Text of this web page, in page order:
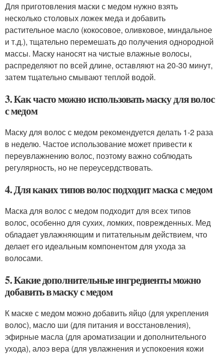
Для приготовления маски с медом нужно взять
несколько столовых ложек меда и добавить
растительное масло (кокосовое, оливковое, миндальное
и т.д.), тщательно перемешать до получения однородной
массы. Маску наносят на чистые влажные волосы,
распределяют по всей длине, оставляют на 20-30 минут,
затем тщательно смывают теплой водой.
3. Как часто можно использовать маску для волос
с медом
Маску для волос с медом рекомендуется делать 1-2 раза
в неделю. Частое использование может привести к
переувлажнению волос, поэтому важно соблюдать
регулярность, но не переусердствовать.
4. Для каких типов волос подходит маска с медом
Маска для волос с медом подходит для всех типов
волос, особенно для сухих, ломких, поврежденных. Мед
обладает увлажняющим и питательным действием, что
делает его идеальным компонентом для ухода за
волосами.
5. Какие дополнительные ингредиенты можно
добавить в маску с медом
К маске с медом можно добавить яйцо (для укрепления
волос), масло ши (для питания и восстановления),
эфирные масла (для ароматизации и дополнительного
ухода), алоэ вера (для увлажнения и успокоения кожи